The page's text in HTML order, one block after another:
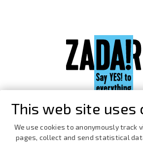
This web site uses
We use cookies to anonymously track
pages, collect and send statistical